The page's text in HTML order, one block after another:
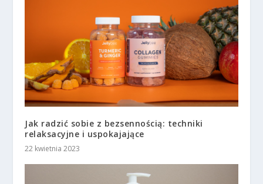
Jak radzić sobie z bezsennością: techniki
relaksacyjne i uspokajające
22 kwietnia 2023